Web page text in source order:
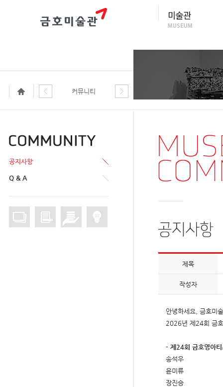
커뮤니티
공지사항
Q & A
제목
작성자
안녕하세요, 금호미
2026년 제24회 금
- 제24회 금호영아
송석우
윤미류
장진승